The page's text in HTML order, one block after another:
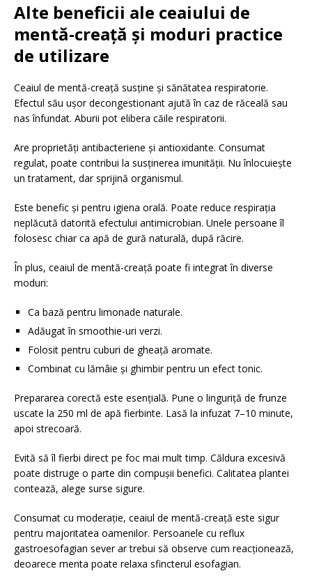
Alte beneficii ale ceaiului de
mentă-creață și moduri practice
de utilizare
Ceaiul de mentă-creață susține și sănătatea respiratorie.
Efectul său ușor decongestionant ajută în caz de răceală sau
nas înfundat. Aburii pot elibera căile respiratorii.
Are proprietăți antibacteriene și antioxidante. Consumat
regulat, poate contribui la susținerea imunității. Nu înlocuiește
un tratament, dar sprijină organismul.
Este benefic și pentru igiena orală. Poate reduce respirația
neplăcută datorită efectului antimicrobian. Unele persoane îl
folosesc chiar ca apă de gură naturală, după răcire.
În plus, ceaiul de mentă-creață poate fi integrat în diverse
moduri:
Ca bază pentru limonade naturale.
Adăugat în smoothie-uri verzi.
Folosit pentru cuburi de gheață aromate.
Combinat cu lămâie și ghimbir pentru un efect tonic.
Prepararea corectă este esențială. Pune o linguriță de frunze
uscate la 250 ml de apă fierbinte. Lasă la infuzat 7–10 minute,
apoi strecoară.
Evită să îl fierbi direct pe foc mai mult timp. Căldura excesivă
poate distruge o parte din compușii benefici. Calitatea plantei
contează, alege surse sigure.
Consumat cu moderație, ceaiul de mentă-creață este sigur
pentru majoritatea oamenilor. Persoanele cu reflux
gastroesofagian sever ar trebui să observe cum reacționează,
deoarece menta poate relaxa sfincterul esofagian.